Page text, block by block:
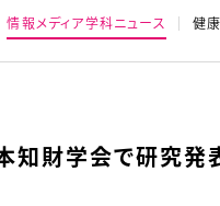
情報メディア学科ニュース 健
知財学会で研究発